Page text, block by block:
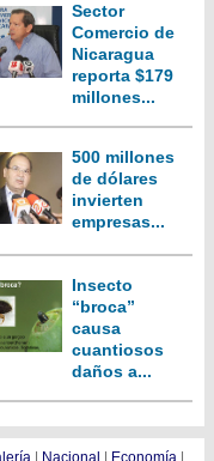
Sector
Comercio de
Nicaragua
reporta $179
millones...
500 millones
de dólares
invierten
empresas...
Insecto
“broca”
causa
cuantiosos
daños a...
Nacional Economía